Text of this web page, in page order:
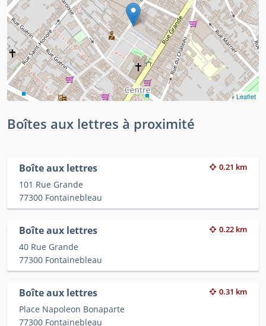
Leaflet
Boîtes aux lettres à proximité
Boîte aux lettres 0.21 km
101 Rue Grande
77300 Fontainebleau
Boîte aux lettres 0.22 km
40 Rue Grande
77300 Fontainebleau
Boîte aux lettres 0.31 km
Place Napoleon Bonaparte
77300 Fontainebleau